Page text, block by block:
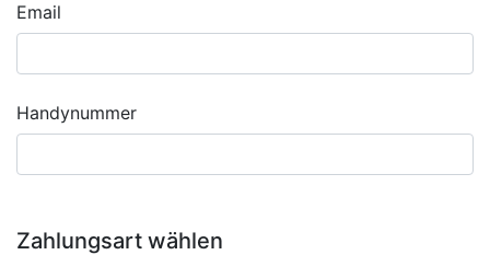
Email
Handynummer
Zahlungsart wählen